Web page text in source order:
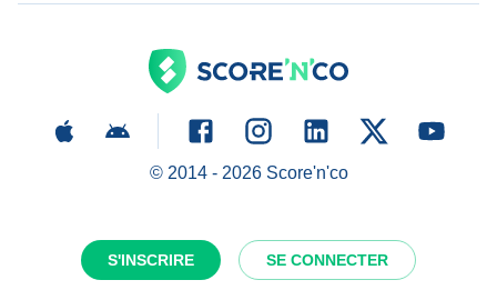
S'INSCRIRE SE CONNECTER
© 2014 - 2026Score'n'co